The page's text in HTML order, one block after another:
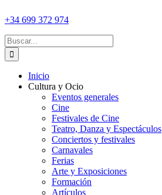
+34 699 372 974
Buscar:
Inicio
Cultura y Ocio
Eventos generales
Cine
Festivales de Cine
Teatro, Danza y Espectáculos
Conciertos y festivales
Carnavales
Ferias
Arte y Exposiciones
Formación
Artículos